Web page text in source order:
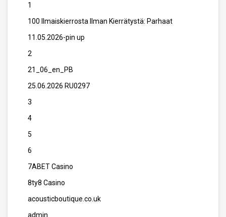
1
100 Ilmaiskierrosta Ilman Kierrätystä: Parhaat
11.05.2026-pin up
2
21_06_en_PB
25.06.2026 RU0297
3
4
5
6
7ABET Casino
8ty8 Casino
acousticboutique.co.uk
admin